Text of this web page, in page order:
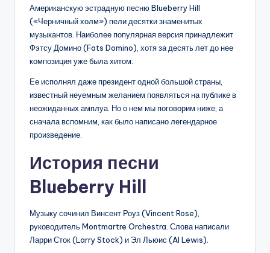
Американскую эстрадную песню Blueberry Hill
(«Черничный холм») пели десятки знаменитых
музыкантов. Наиболее популярная версия принадлежит
Фэтсу Домино (Fats Domino), хотя за десять лет до нее
композиция уже была хитом.
Ее исполнял даже президент одной большой страны,
известный неуемным желанием появляться на публике в
неожиданных амплуа. Но о нем мы поговорим ниже, а
сначала вспомним, как было написано легендарное
произведение.
История песни
Blueberry Hill
Музыку сочинил Винсент Роуз (Vincent Rose),
руководитель Montmartre Orchestra. Слова написали
Ларри Сток (Larry Stock) и Эл Льюис (Al Lewis).